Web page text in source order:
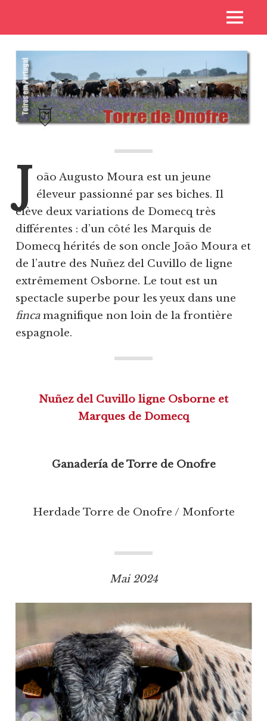
Toros
de
Casta
aux
des
toros
MENU
J oão Augusto Moura est un jeune
éleveur passionné par ses biches. Il
élève deux variations de Domecq très
différentes : d’un côté les Marquis de
Domecq hérités de son oncle João Moura et
de l’autre des Nuñez del Cuvillo de ligne
extrêmement Osborne. Le tout est un
spectacle superbe pour les yeux dans une
fincamagnifique non loin de la frontière
espagnole.
Nuñez del Cuvillo ligne Osborne et
Marques de Domecq
Ganadería de Torre de Onofre
Herdade Torre de Onofre / Monforte
Mai 2024